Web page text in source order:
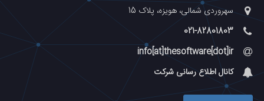
سهروردی شمالی، هویزه، پلاک 15
021-82801803
info[at]thesoftware[dot]ir
کانال اطلاع رسانی شرکت